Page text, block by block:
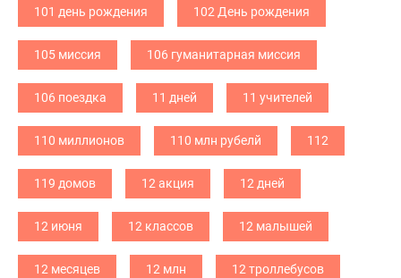
101 день рождения 102 День рождения
105 миссия 106 гуманитарная миссия
106 поездка 11 дней 11 учителей
110 миллионов 110 млн рубелй 112
119 домов 12 акция 12 дней
12 июня 12 классов 12 малышей
12 месяцев 12 млн 12 троллебусов